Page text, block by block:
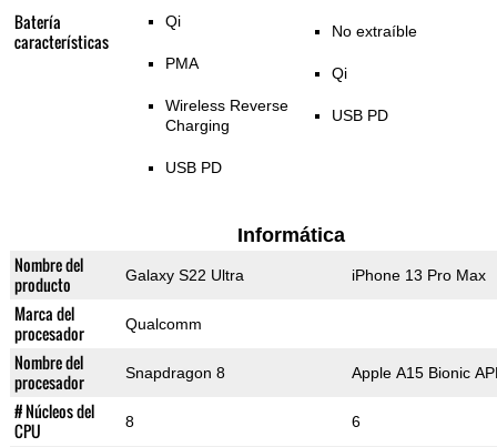
Batería
características
Qi
PMA
Wireless Reverse
Charging
USB PD
No extraíble
Qi
USB PD
Informática
Nombre del
producto
Galaxy S22 Ultra iPhone 13 Pro Max
Marca del
procesador
Qualcomm
Nombre del
procesador
Snapdragon 8 Apple A15 Bionic
# Núcleos del
CPU
8 6